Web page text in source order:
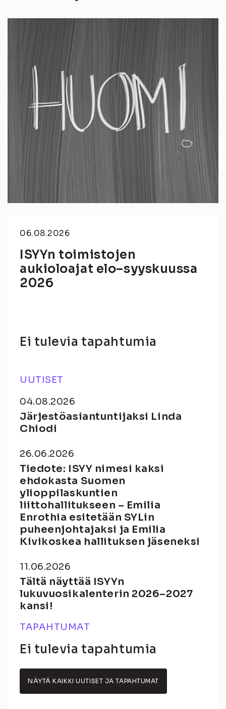
06.08.2026
ISYYn toimistojen
aukioloajat elo–syyskuussa
2026
Ei tulevia tapahtumia
UUTISET
04.08.2026
Järjestöasiantuntijaksi Linda
Chiodi
26.06.2026
Tiedote: ISYY nimesi kaksi
ehdokasta Suomen
ylioppilaskuntien
liittohallitukseen – Emilia
Enrothia esitetään SYLin
puheenjohtajaksi ja Emilia
Kivikoskea hallituksen jäseneksi
11.06.2026
Tältä näyttää ISYYn
lukuvuosikalenterin 2026–2027
kansi!
TAPAHTUMAT
Ei tulevia tapahtumia
NÄYTÄ KAIKKI UUTISET JA TAPAHTUMAT